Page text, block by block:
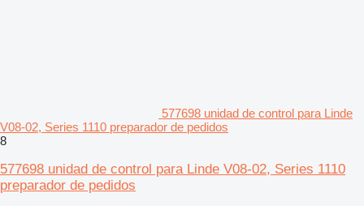
577698 unidad de control para Linde
V08-02, Series 1110 preparador de pedidos
8
577698 unidad de control para Linde V08-02, Series 1110
preparador de pedidos